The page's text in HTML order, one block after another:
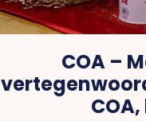
COA –